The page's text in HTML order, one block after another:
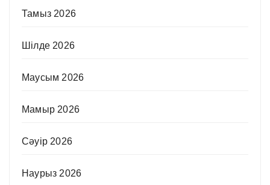
Тамыз 2026
Шілде 2026
Маусым 2026
Мамыр 2026
Сәуір 2026
Наурыз 2026